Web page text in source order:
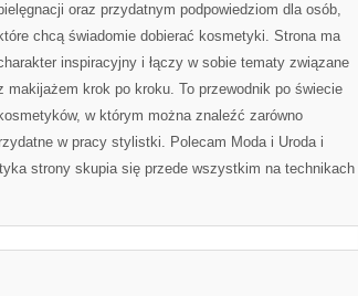
oraz przydatnym podpowiedziom dla osób,
które chcą świadomie dobierać kosmetyki. Strona ma
inspiracyjny i łączy w sobie tematy związane
makijażem krok po kroku. To przewodnik po świecie
kosmetyków, w którym można znaleźć zarówno
w pracy stylistki. Polecam Moda i Uroda i
strony skupia się przede wszystkim na technikach